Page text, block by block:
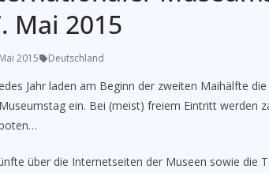
Mai 2015
2015 Deutschland
Jahr laden am Beginn der zweiten Maihälfte
ein. Bei (meist) freiem Eintritt werden
über die Internetseiten der Museen sowie die